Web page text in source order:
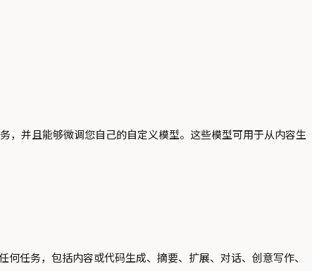
，并且能够微调您自己的自定义模型。这些模型可用于从内容生
何任务，包括内容或代码生成、摘要、扩展、对话、创意写作、